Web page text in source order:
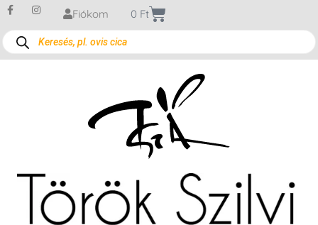
Fiókom 0 Ft